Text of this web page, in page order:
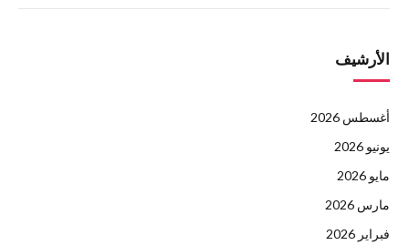
الأرشيف
أغسطس 2026
يونيو 2026
مايو 2026
مارس 2026
فبراير 2026